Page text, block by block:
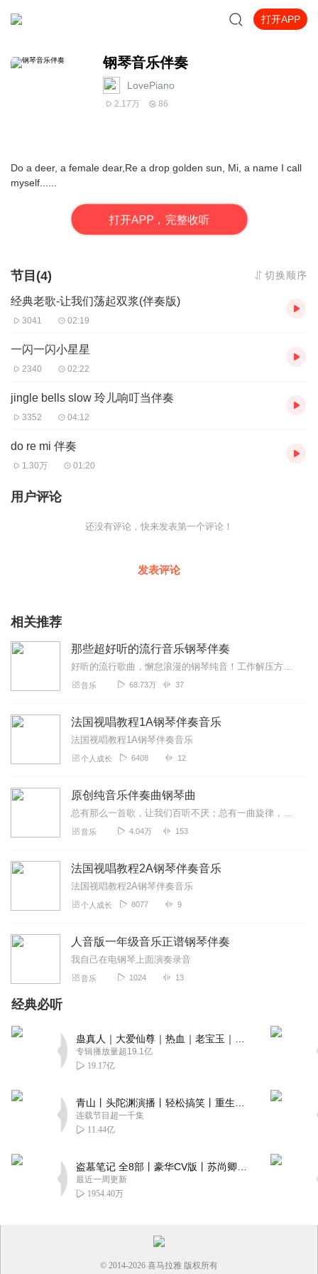
打开APP
钢琴音乐伴奏
LovePiano
2.17万 86
Do a deer, a female dear,Re a drop golden sun, Mi, a name I call
myself......
打开APP，完整收听
节目(4) 切换顺序
经典老歌-让我们荡起双浆(伴奏版)
3041 02:19
一闪一闪小星星
2340 02:22
jingle bells slow 玲儿响叮当伴奏
3352 04:12
do re mi 伴奏
1.30万 01:20
用户评论
还没有评论，快来发表第一个评论！
发表评论
相关推荐
那些超好听的流行音乐钢琴伴奏
好听的流行歌曲，懈怠浪漫的钢琴纯音！工作解压方式之一，100%缓解你的工作疲劳和紧张情绪，听一首流行的轻音乐，安抚你的烦躁坏情绪，加油，生活依然很美好！
音乐 68.73万 37
法国视唱教程1A钢琴伴奏音乐
法国视唱教程1A钢琴伴奏音乐
个人成长 6408 12
原创纯音乐伴奏曲钢琴曲
总有那么一首歌，让我们百听不厌；总有一曲旋律，让我们的心为之震颤；眼睛收集景色，耳朵感受共鸣！在这个躁动的时代，给心寻找一处安宁之所，歌里有我们的故事，有我们想...
音乐 4.04万 153
法国视唱教程2A钢琴伴奏音乐
法国视唱教程2A钢琴伴奏音乐
个人成长 8077 9
人音版一年级音乐正谱钢琴伴奏
我自己在电钢琴上面演奏录音
音乐 1024 13
经典必听
专辑播放量超19.1亿
19.17亿
连载节目超一千集
11.44亿
最近一周更新
1954.40万
© 2014-2026 喜马拉雅 版权所有